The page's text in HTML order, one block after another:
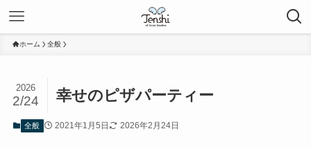
ホーム 全般
幸せのピザパーティー
2026
2/24
全般 2021年1月5日 2026年2月24日